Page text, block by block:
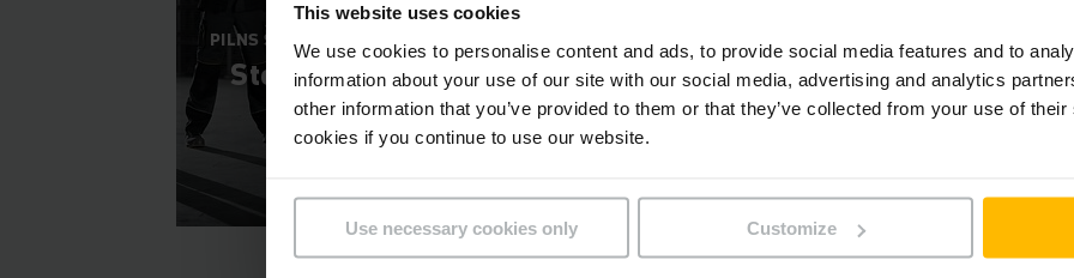
This website uses cookies
We use cookies to personalise content and ads, to provide social media features and to
information about your use of our site with our social media, advertising and analytics
other information that you’ve provided to them or that they’ve collected from your use of
cookies if you continue to use our website.
Use necessary cookies only Customize
PILNS SERVISS BOJĀJUMU GADĪJUMĀ
Steidzams gadījums
LABĀKA PLĀNOŠANA UN PILNĪGA
IZMAKSU KONTROLE
Individuālie